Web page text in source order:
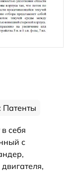
Патенты
себя
с